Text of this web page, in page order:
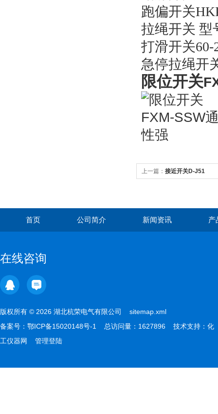
跑偏开关
拉绳开关 型
打滑开关60-
急停拉绳开
限位开关
上一篇： 接近开关D-J51
首页 公司简介 新闻资讯 产
在线咨询
版权所有 © 2026 湖北杭荣电气有限公司 sitemap.xml
备案号： 鄂ICP备15020148号-1 总访问量：1627896 技术支持： 化
工仪器网
管理登陆